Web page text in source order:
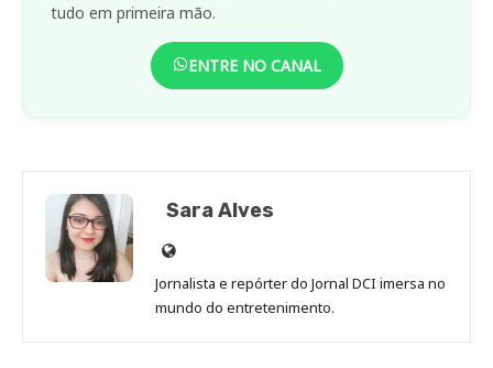
tudo em primeira mão.
ENTRE NO CANAL
Sara Alves
Site
de
Sara
Jornalista e repórter do Jornal DCI imersa no
mundo do entretenimento.